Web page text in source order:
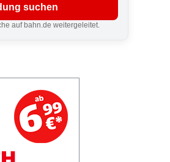
suchen
auf bahn.de weitergeleitet.